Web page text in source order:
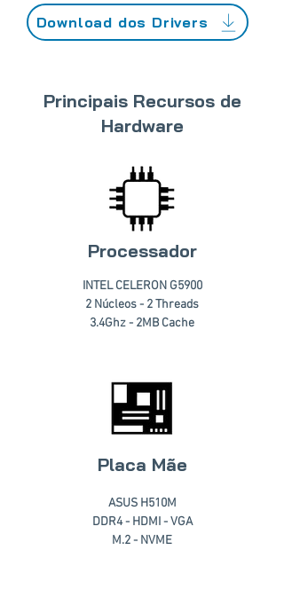
Download dos Drivers
Principais Recursos de
Hardware
Processador
INTEL CELERON G5900
2 Núcleos - 2 Threads
3.4Ghz - 2MB Cache
Placa Mãe
ASUS H510M
DDR4 - HDMI - VGA
M.2 - NVME